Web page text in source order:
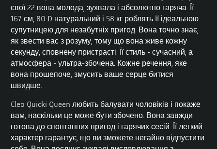
свої 22 вона молода, зухвала і абсолютно гаряча. Її
167 см, 80 D натуральний і 58 кг роблять її ідеальною
супутницею для незабутніх пригод. Вона точно знає,
як звести вас з розуму, тому що вона живе кожну
секунду, сповнену пристрасті. Її стиль - сучасний, а
атмосфера - ультра-збочена. Кожне речення, яке
вона прошепоче, змусить ваше серце битися
швидше.
Cleo Quicki Queen любить балувати чоловіків і покаже
вам, наскільки це може бути збочено. Вона завжди
готова до спонтанних пригод і гарячих сесій. Її легкий
характер гарантує, що ви зможете негайно відпустити